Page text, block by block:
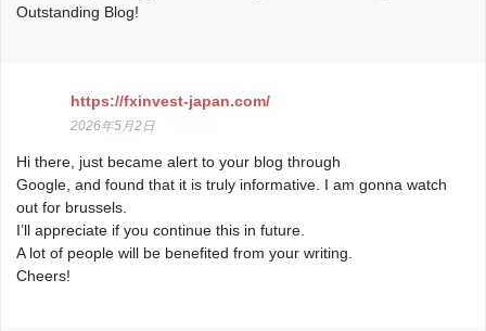
Outstanding Blog!
https://fxinvest-japan.com/
2026年5月2日
Hi there, just became alert to your blog through
Google, and found that it is truly informative. I am gonna watch
out for brussels.
I’ll appreciate if you continue this in future.
A lot of people will be benefited from your writing.
Cheers!